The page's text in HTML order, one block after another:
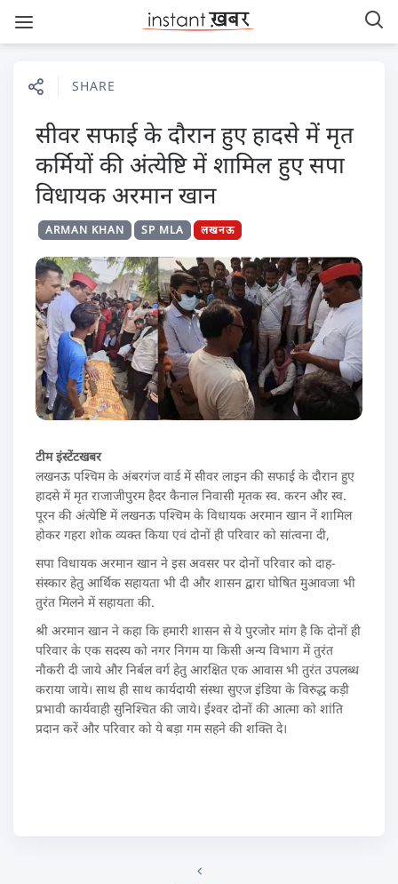
SHARE
सीवर सफाई के दौरान हुए हादसे में मृत
कर्मियों की अंत्येष्टि में शामिल हुए सपा
विधायक अरमान खान
ARMAN KHAN SP MLA लखनऊ
टीम इंस्टेंटखबर
लखनऊ पश्चिम के अंबरगंज वार्ड में सीवर लाइन की सफाई के दौरान हुए
हादसे में मृत राजाजीपुरम हैदर कैनाल निवासी मृतक स्व. करन और स्व.
पूरन की अंत्येष्टि में लखनऊ पश्चिम के विधायक अरमान खान नें शामिल
होकर गहरा शोक व्यक्त किया एवं दोनों ही परिवार को सांत्वना दी,
सपा विधायक अरमान खान ने इस अवसर पर दोनों परिवार को दाह-
संस्कार हेतु आर्थिक सहायता भी दी और शासन द्वारा घोषित मुआवजा भी
तुरंत मिलने में सहायता की.
श्री अरमान खान ने कहा कि हमारी शासन से ये पुरजोर मांग है कि दोनों ही
परिवार के एक सदस्य को नगर निगम या किसी अन्य विभाग में तुरंत
नौकरी दी जाये और निर्बल वर्ग हेतु आरक्षित एक आवास भी तुरंत उपलब्ध
कराया जाये। साथ ही साथ कार्यदायी संस्था सुएज इंडिया के विरुद्ध कड़ी
प्रभावी कार्यवाही सुनिश्चित की जाये। ईश्वर दोनों की आत्मा को शांति
प्रदान करें और परिवार को ये बड़ा गम सहने की शक्ति दे।